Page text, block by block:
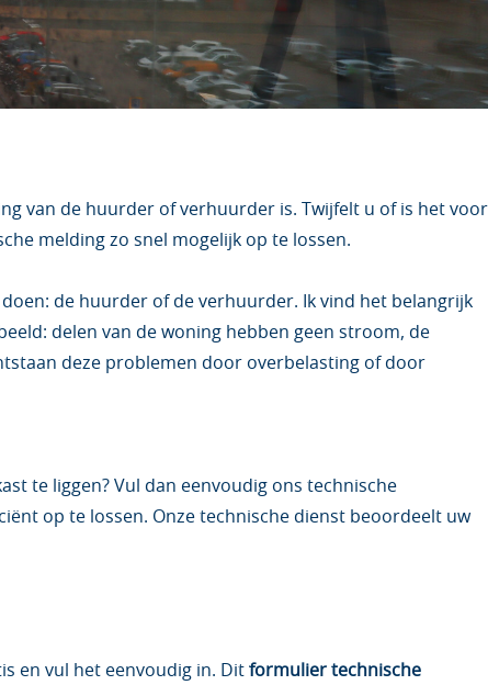
van de huurder of verhuurder is. Twijfelt u of is het voor
melding zo snel mogelijk op te lossen.
de huurder of de verhuurder. Ik vind het belangrijk
delen van de woning hebben geen stroom, de
deze problemen door overbelasting of door
te liggen? Vul dan eenvoudig ons technische
op te lossen. Onze technische dienst beoordeelt uw
en vul het eenvoudig in. Dit formulier technische